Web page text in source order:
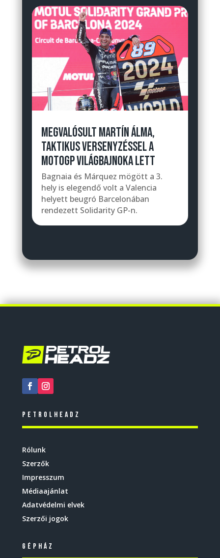
MEGVALÓSULT MARTÍN ÁLMA,
TAKTIKUS VERSENYZÉSSEL A
MOTOGP VILÁGBAJNOKA LETT
Bagnaia és Márquez mögött a 3.
hely is elegendő volt a Valencia
helyett beugró Barcelonában
rendezett Solidarity GP-n.
Petrolheadz
Rólunk
Szerzők
Impresszum
Médiaajánlat
Adatvédelmi elvek
Szerzői jogok
Gépház